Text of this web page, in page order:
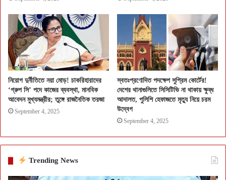
নিয়োগ দুর্নীতিতে নয়া মোড়! চাকরিহারাদের
‘গ্রুপ সি’ পদে কাজের ব্যবস্থা, মানবিক
আবেদন মুখ্যমন্ত্রীর; তুঙ্গে রাজনৈতিক তরজা
September 4, 2025
স্বতঃপ্রণোদিত পদক্ষেপ সুপ্রিম কোর্টের!
দেশের থানাগুলিতে সিসিটিভি না থাকায় ক্ষুব্ধ
আদালত, পুলিশি হেফাজতে মৃত্যু নিয়ে চরম
উদ্বেগ
September 4, 2025
Trending News